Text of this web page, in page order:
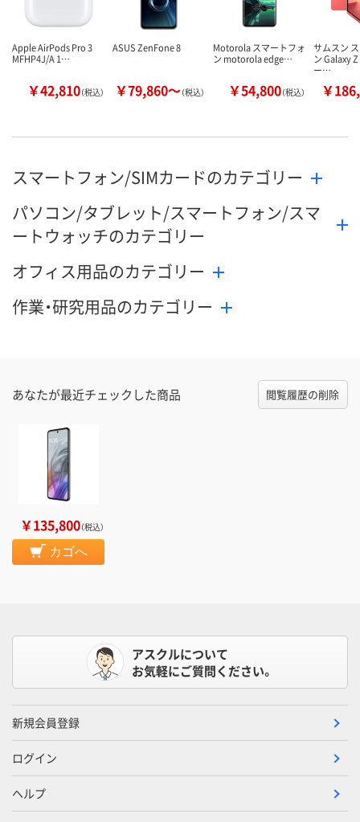
Apple AirPods Pro 3
MFHP4J/A 1…
￥42,810（税込）
ASUS ZenFone 8
￥79,860～（税込）
Motorola スマートフォ
ン motorola edge…
￥54,800（税込）
サムスン
ン Galaxy
ー…
￥
スマートフォン/SIMカードのカテゴリー
パソコン/タブレット/スマートフォン/スマ
ートウォッチのカテゴリー
オフィス用品のカテゴリー
作業・研究用品のカテゴリー
あなたが最近チェックした商品 閲覧履歴の削除
￥135,800（税込）
カゴへ
アスクルについて
お気軽にご質問ください。
新規会員登録
ログイン
ヘルプ